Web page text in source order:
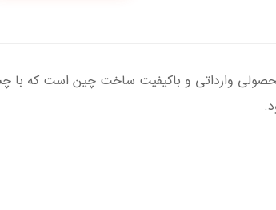
میکرون بی‌صدا محصولی وارداتی و باکیفیت ساخت چین